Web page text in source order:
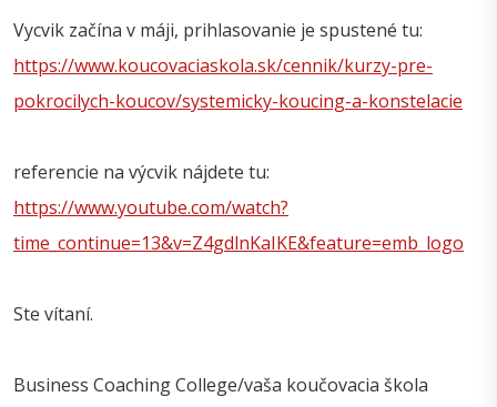
Vycvik začína v máji, prihlasovanie je spustené tu:
https://www.koucovaciaskola.sk/cennik/kurzy-pre-
pokrocilych-koucov/systemicky-koucing-a-konstelacie
referencie na výcvik nájdete tu:
https://www.youtube.com/watch?
time_continue=13&v=Z4gdlnKaIKE&feature=emb_logo
Ste vítaní.
Business Coaching College/vaša koučovacia škola